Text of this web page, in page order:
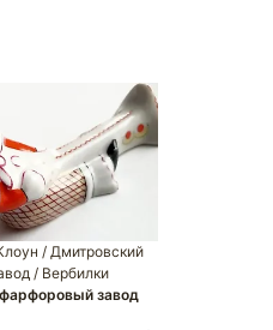
/ Дмитровский
/ Вербилки
завод